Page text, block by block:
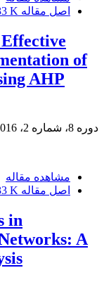
اصل مقاله K
of
AHP
دوره 8، شماره 2، 2016، صفحه
مشاهده مقاله
اصل مقاله K
in
A